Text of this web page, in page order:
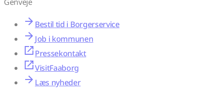
Bestil tid i Borgerservice
Job i kommunen
Pressekontakt
VisitFaaborg
Læs nyheder